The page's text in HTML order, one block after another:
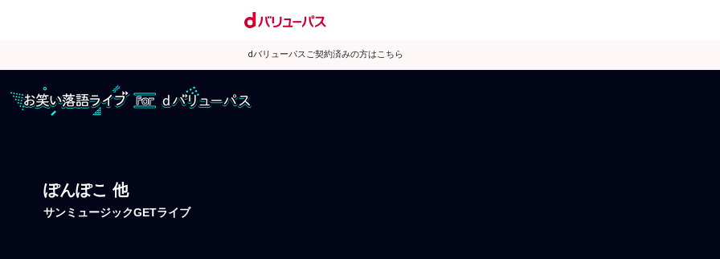
dバリューパスご契約済みの方はこちら
ぽんぽこ 他
サンミュージックGETライブ